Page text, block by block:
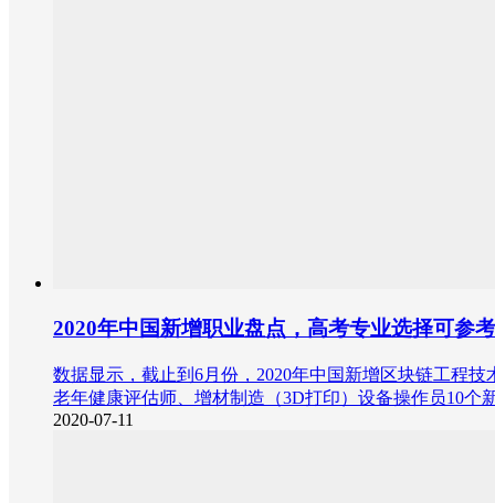
2020年中国新增职业盘点，高考专业选择可参
数据显示，截止到6月份，2020年中国新增区块链工程
老年健康评估师、增材制造（3D打印）设备操作员10个
2020-07-11